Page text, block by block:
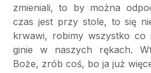
zmieniali, to by można
czas jest przy stole, to się
krwawi, robimy wszystko co
ginie w naszych rękach.
Boże, zrób coś, bo ja już